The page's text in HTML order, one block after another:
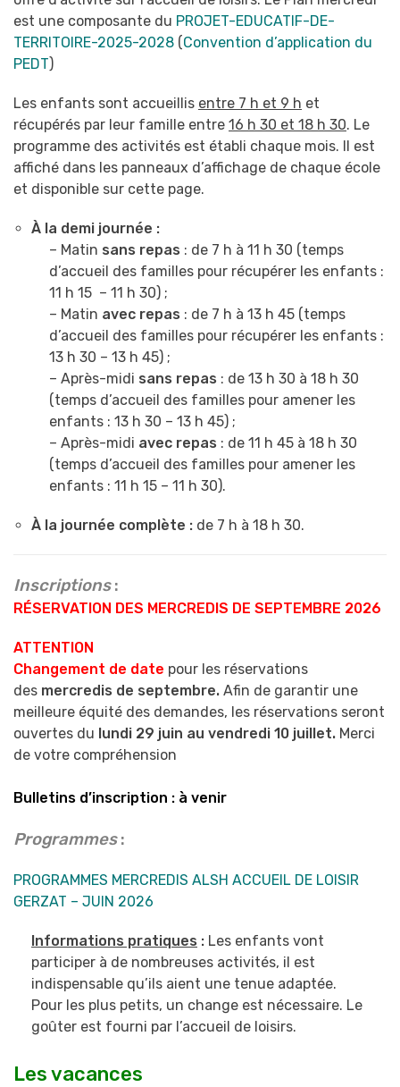
est une composante du PROJET-EDUCATIF-DE-
TERRITOIRE-2025-2028 (Convention d’application du
PEDT)
Les enfants sont accueillis entre 7 h et 9 h et
récupérés par leur famille entre 16 h 30 et 18 h 30. Le
programme des activités est établi chaque mois. Il est
affiché dans les panneaux d’affichage de chaque école
et disponible sur cette page.
À la demi journée :
– Matin sans repas : de 7 h à 11 h 30 (temps
d’accueil des familles pour récupérer les enfants :
11 h 15 – 11 h 30) ;
– Matin avec repas : de 7 h à 13 h 45 (temps
d’accueil des familles pour récupérer les enfants :
13 h 30 – 13 h 45) ;
– Après-midi sans repas : de 13 h 30 à 18 h 30
(temps d’accueil des familles pour amener les
enfants : 13 h 30 – 13 h 45) ;
– Après-midi avec repas : de 11 h 45 à 18 h 30
(temps d’accueil des familles pour amener les
enfants : 11 h 15 – 11 h 30).
À la journée complète : de 7 h à 18 h 30.
Inscriptions:
RÉSERVATION DES MERCREDIS DE SEPTEMBRE 2026
ATTENTION
Changement de date pour les réservations
des mercredis de septembre. Afin de garantir une
meilleure équité des demandes, les réservations seront
ouvertes du lundi 29 juin au vendredi 10 juillet. Merci
de votre compréhension
Bulletins d’inscription : à venir
Programmes:
PROGRAMMES MERCREDIS ALSH ACCUEIL DE LOISIR
GERZAT – JUIN 2026
nformations pratiques : Les enfants vont
participer à de nombreuses activités, il est
indispensable qu’ils aient une tenue adaptée.
Pour les plus petits, un change est nécessaire. Le
goûter est fourni par l’accueil de loisirs.
Les vacances